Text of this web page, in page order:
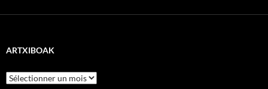
ARTXIBOAK
Artxiboak